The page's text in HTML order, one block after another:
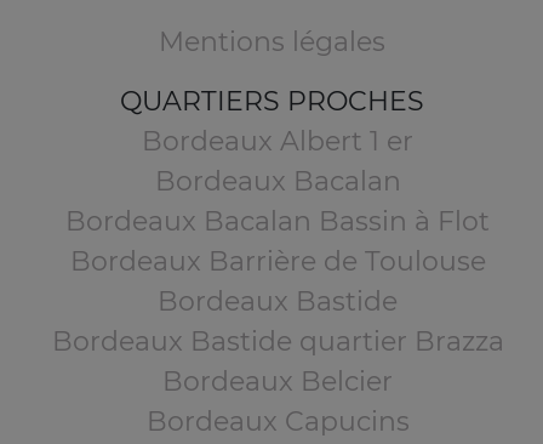
Mentions légales
QUARTIERS PROCHES
Bordeaux Albert 1 er
Bordeaux Bacalan
Bordeaux Bacalan Bassin à Flot
Bordeaux Barrière de Toulouse
Bordeaux Bastide
Bordeaux Bastide quartier Brazza
Bordeaux Belcier
Bordeaux Capucins